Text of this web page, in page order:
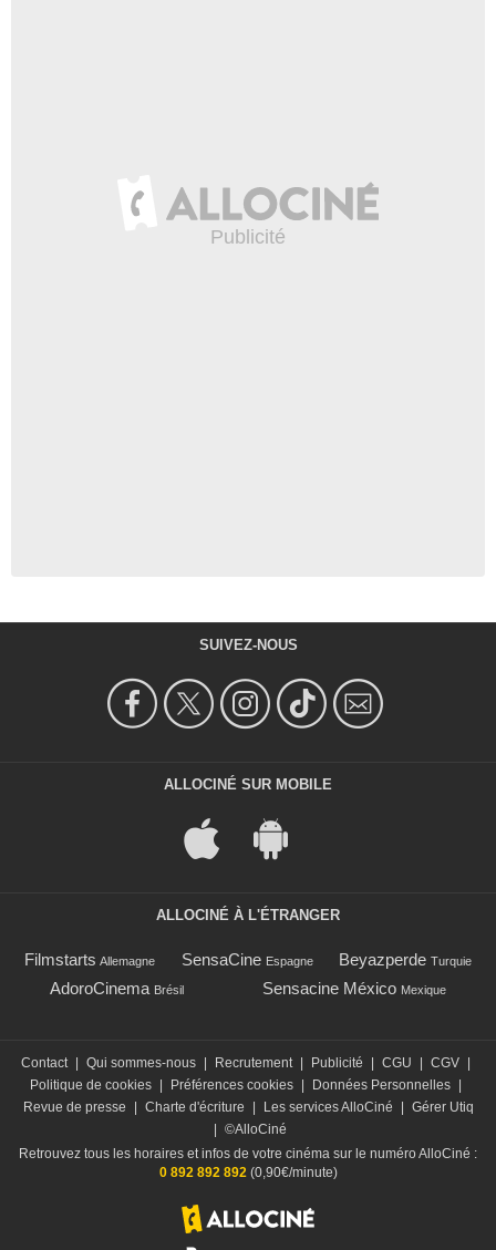
SUIVEZ-NOUS
ALLOCINÉ SUR MOBILE
ALLOCINÉ À L'ÉTRANGER
Filmstarts Allemagne SensaCine Espagne Beyazperde Turquie
AdoroCinema Brésil Sensacine México Mexique
Contact | Qui sommes-nous | Recrutement | Publicité | CGU | CGV |
Politique de cookies | Préférences cookies | Données Personnelles |
Revue de presse
| Charte d'écriture | Les services AlloCiné | Gérer Utiq
| ©AlloCiné
Retrouvez tous les horaires et infos de votre cinéma sur le numéro AlloCiné :
0 892 892 892 (0,90€/minute)